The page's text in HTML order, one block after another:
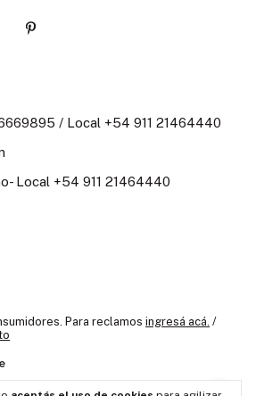
/ Local +54 911 21464440
Local +54 911 21464440
Para reclamos ingresá acá. /
Didáctica Argentina / Juguetes